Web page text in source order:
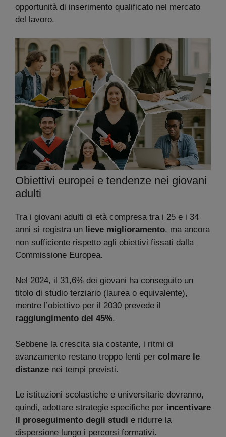
opportunità di inserimento qualificato nel mercato
del lavoro.
Obiettivi europei e tendenze nei giovani
adulti
Tra i giovani adulti di età compresa tra i 25 e i 34
anni si registra un lieve miglioramento, ma ancora
non sufficiente rispetto agli obiettivi fissati dalla
Commissione Europea.
Nel 2024, il 31,6% dei giovani ha conseguito un
titolo di studio terziario (laurea o equivalente),
mentre l’obiettivo per il 2030 prevede il
raggiungimento del 45%.
Sebbene la crescita sia costante, i ritmi di
avanzamento restano troppo lenti per colmare le
distanze nei tempi previsti.
Le istituzioni scolastiche e universitarie dovranno,
quindi, adottare strategie specifiche per incentivare
il proseguimento degli studi e ridurre la
dispersione lungo i percorsi formativi.